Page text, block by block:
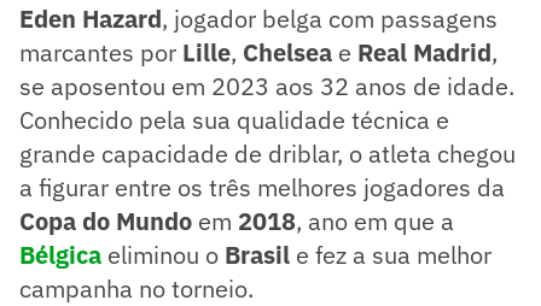
Eden Hazard, jogador belga com passagens
marcantes por Lille, Chelsea e Real Madrid,
se aposentou em 2023 aos 32 anos de idade.
Conhecido pela sua qualidade técnica e
grande capacidade de driblar, o atleta chegou
a figurar entre os três melhores jogadores da
Copa do Mundo em 2018, ano em que a
Bélgica eliminou o Brasil e fez a sua melhor
campanha no torneio.